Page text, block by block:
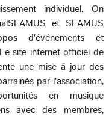
individuel. On
et SEAMUS
d'événements et
site internet officiel de
une mise à jour des
par l'association,
en musique
avec des membres,